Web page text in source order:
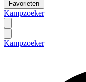
Favorieten
Kampzoeker
Kampzoeker